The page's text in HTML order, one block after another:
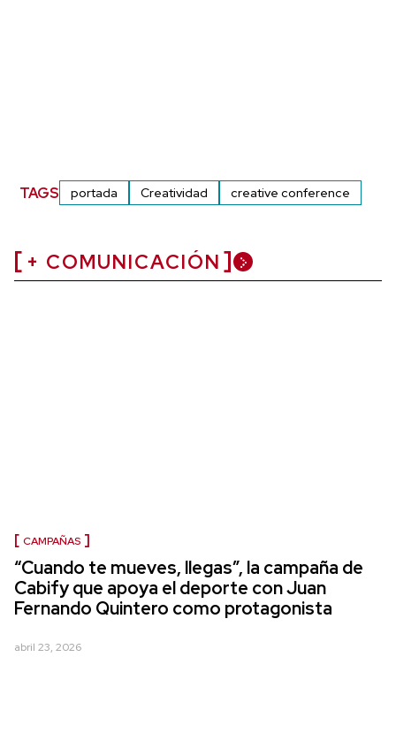
TAGS portada Creatividad creative conference
+ COMUNICACIÓN
CAMPAÑAS
“Cuando te mueves, llegas”, la campaña de
Cabify que apoya el deporte con Juan
Fernando Quintero como protagonista
abril 23, 2026